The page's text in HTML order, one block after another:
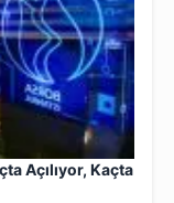
Açılıyor, Kaçta